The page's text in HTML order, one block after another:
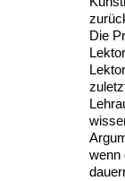
Die
wenn